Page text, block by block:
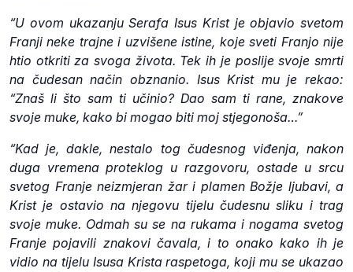
“U ovom ukazanju Serafa Isus Krist je objavio svetom
Franji neke trajne i uzvišene istine, koje sveti Franjo nije
htio otkriti za svoga života. Tek ih je poslije svoje smrti
na čudesan način obznanio. Isus Krist mu je rekao:
“Znaš li što sam ti učinio? Dao sam ti rane, znakove
svoje muke, kako bi mogao biti moj stjegonoša…”
“Kad je, dakle, nestalo tog čudesnog viđenja, nakon
duga vremena proteklog u razgovoru, ostade u srcu
svetog Franje neizmjeran žar i plamen Božje ljubavi, a
Krist je ostavio na njegovu tijelu čudesnu sliku i trag
svoje muke. Odmah su se na rukama i nogama svetog
Franje pojavili znakovi čavala, i to onako kako ih je
vidio na tijelu Isusa Krista raspetoga, koji mu se ukazao